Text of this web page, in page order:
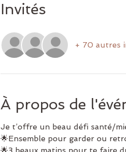
Invités
+ 70 autres
À propos de
Je t’offre un beau défi santé/
🌟Ensemble pour garder ou